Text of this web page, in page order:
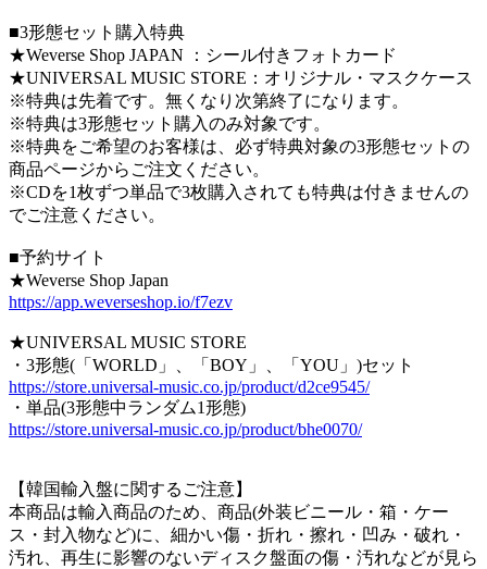
■3形態セット購入特典
★Weverse Shop JAPAN ：シール付きフォトカード
★UNIVERSAL MUSIC STORE：オリジナル・マスクケース
※特典は先着です。無くなり次第終了になります。
※特典は3形態セット購入のみ対象です。
※特典をご希望のお客様は、必ず特典対象の3形態セットの
商品ページからご注文ください。
※CDを1枚ずつ単品で3枚購入されても特典は付きませんの
でご注意ください。
■予約サイト
★Weverse Shop Japan
https://app.weverseshop.io/f7ezv
★UNIVERSAL MUSIC STORE
・3形態(「WORLD」、「BOY」、「YOU」)セット
https://store.universal-music.co.jp/product/d2ce9545/
・単品(3形態中ランダム1形態)
https://store.universal-music.co.jp/product/bhe0070/
【韓国輸入盤に関するご注意】
本商品は輸入商品のため、商品(外装ビニール・箱・ケー
ス・封入物など)に、細かい傷・折れ・擦れ・凹み・破れ・
汚れ、再生に影響のないディスク盤面の傷・汚れなどが見ら